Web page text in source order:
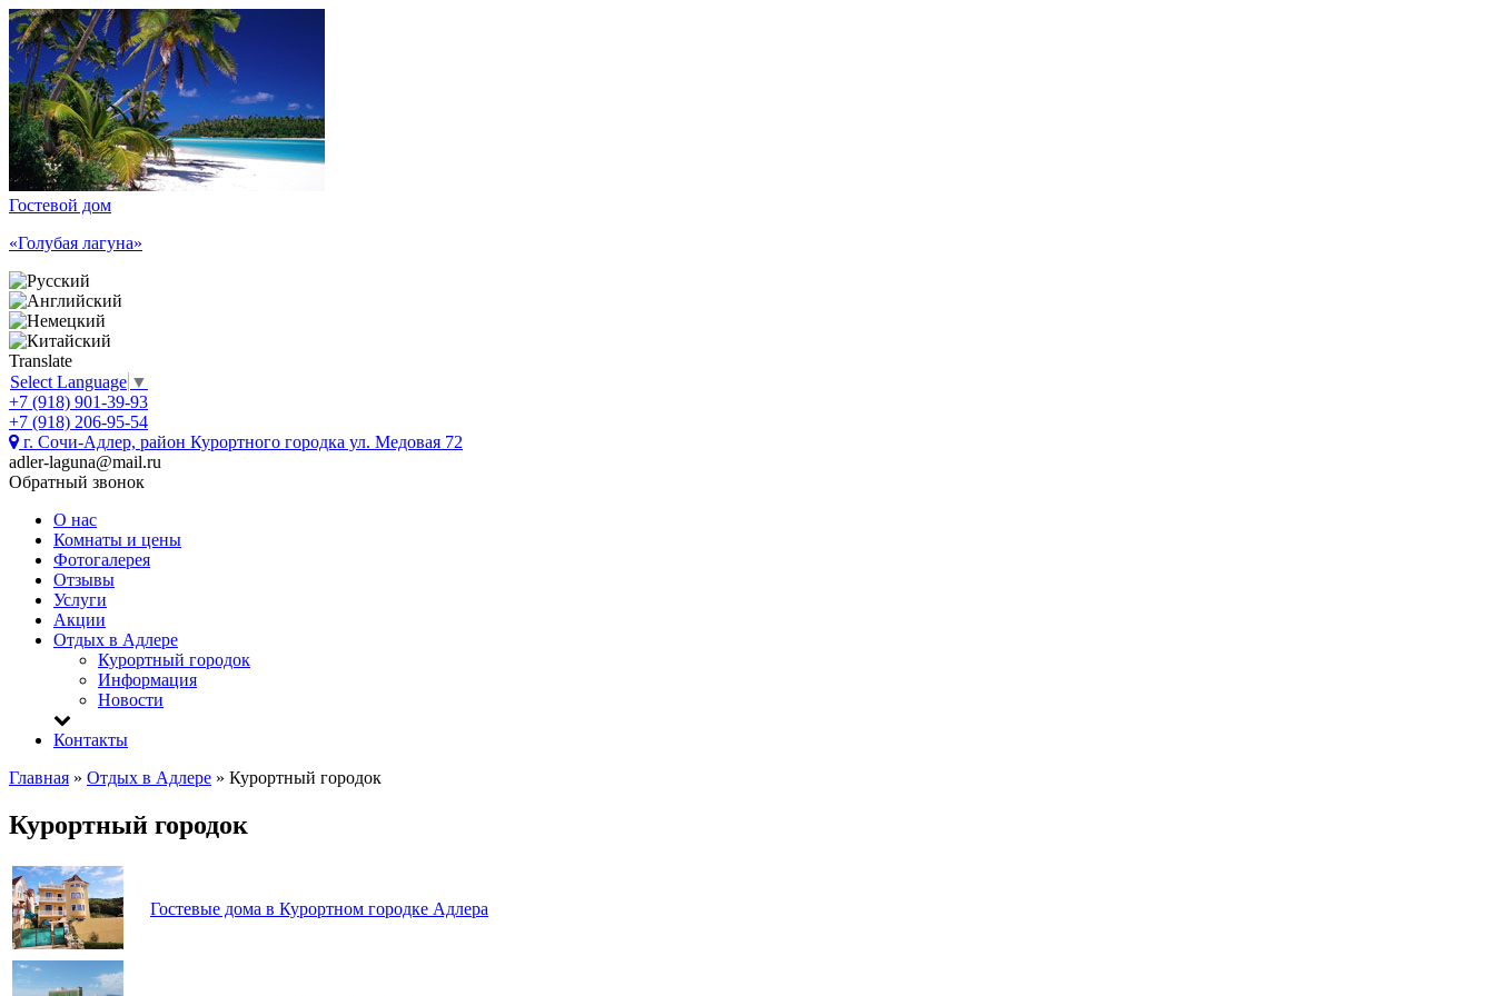
Гостевой дом
«Голубая лагуна»
Translate
Select Language ▼
+7 (918) 901-39-93
+7 (918) 206-95-54
г. Сочи-Адлер, район Курортного городка ул. Медовая 72
adler-laguna@mail.ru
Обратный звонок
О нас
Комнаты и цены
Фотогалерея
Отзывы
Услуги
Акции
Отдых в Адлере
Курортный городок
Информация
Новости
Контакты
Главная » Отдых в Адлере » Курортный городок
Курортный городок
Гостевые дома в Курортном городке Адлера